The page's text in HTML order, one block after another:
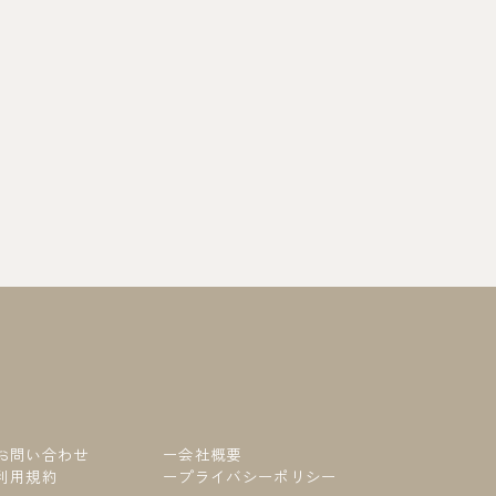
問い合わせ
ー会社概要
用規約
ープライバシーポリシー